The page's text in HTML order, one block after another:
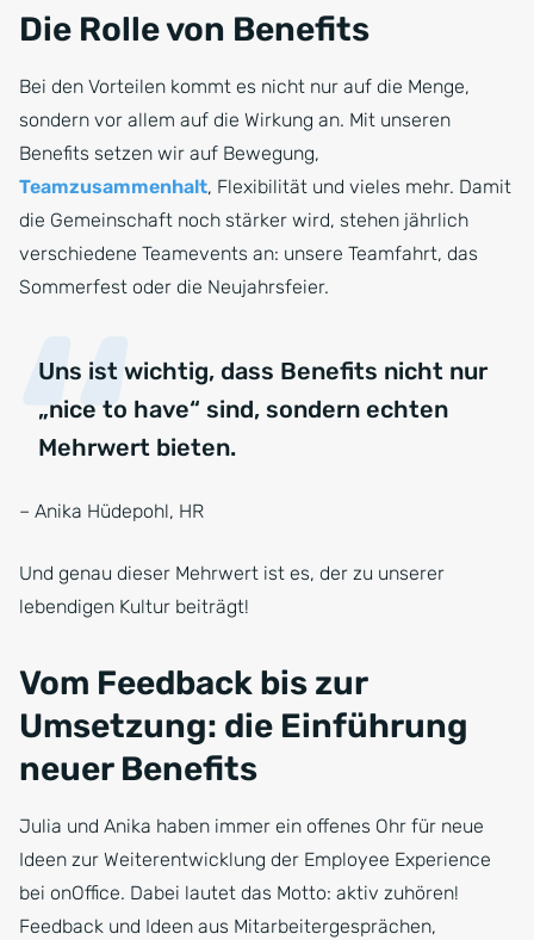
Die Rolle von Benefits
Bei den Vorteilen kommt es nicht nur auf die Menge,
sondern vor allem auf die Wirkung an. Mit unseren
Benefits setzen wir auf Bewegung,
Teamzusammenhalt, Flexibilität und vieles mehr. Damit
die Gemeinschaft noch stärker wird, stehen jährlich
verschiedene Teamevents an: unsere Teamfahrt, das
Sommerfest oder die Neujahrsfeier.
Uns ist wichtig, dass Benefits nicht nur
„nice to have“ sind, sondern echten
Mehrwert bieten.
– Anika Hüdepohl, HR
Und genau dieser Mehrwert ist es, der zu unserer
lebendigen Kultur beiträgt!
Vom Feedback bis zur
Umsetzung: die Einführung
neuer Benefits
Julia und Anika haben immer ein offenes Ohr für neue
Ideen zur Weiterentwicklung der Employee Experience
bei onOffice. Dabei lautet das Motto: aktiv zuhören!
Feedback und Ideen aus Mitarbeitergesprächen,